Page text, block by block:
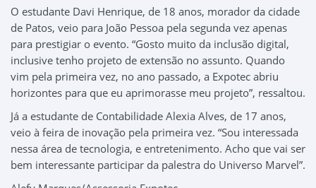
O estudante Davi Henrique, de 18 anos, morador da cidade
de Patos, veio para João Pessoa pela segunda vez apenas
para prestigiar o evento. “Gosto muito da inclusão digital,
inclusive tenho projeto de extensão no assunto. Quando
vim pela primeira vez, no ano passado, a Expotec abriu
horizontes para que eu aprimorasse meu projeto”, ressaltou.
Já a estudante de Contabilidade Alexia Alves, de 17 anos,
veio à feira de inovação pela primeira vez. “Sou interessada
nessa área de tecnologia, e entretenimento. Acho que vai ser
bem interessante participar da palestra do Universo Marvel”.